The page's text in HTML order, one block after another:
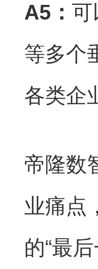
A5 ： 可
等多个
各类企
帝隆数
业痛点
的“最